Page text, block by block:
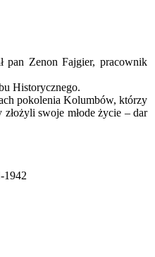
pan Zenon Fajgier, pracownik
Historycznego.
pokolenia Kolumbów, którzy
swoje młode życie – dar
1942